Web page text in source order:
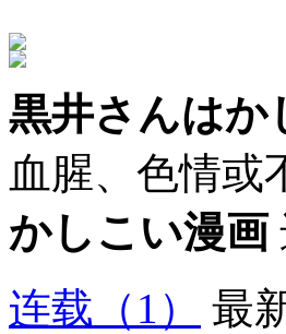
黒井さんはか
血腥、色情
かしこい漫画
连载 （1） 最